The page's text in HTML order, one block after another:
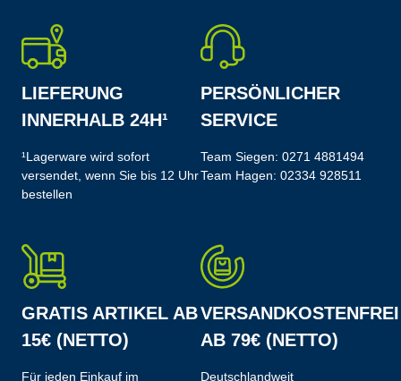
LIEFERUNG
INNERHALB 24H¹
¹Lagerware wird sofort
versendet, wenn Sie bis 12 Uhr
bestellen
PERSÖNLICHER
SERVICE
Team Siegen: 0271 4881494
Team Hagen: 02334 928511
GRATIS ARTIKEL AB
15€ (NETTO)
Für jeden Einkauf im
VERSANDKOSTENFREI
AB 79€ (NETTO)
Deutschlandweit